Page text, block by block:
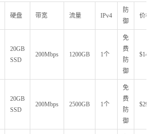
硬盘 带宽 流量 IPv4
防
御
价格
20GB
SSD
200Mbps 1200GB 1个
免
费
防
御
20GB
SSD
200Mbps 2500GB 1个
免
费
防
御